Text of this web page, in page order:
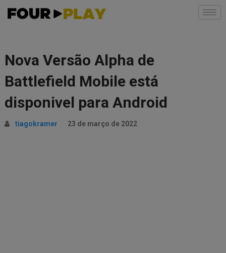
Nova Versão Alpha de
Battlefield Mobile está
disponivel para Android
tiagokramer 23 de março de 2022